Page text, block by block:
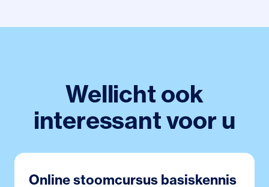
Wellicht ook
interessant voor u
Online stoomcursus basiskennis